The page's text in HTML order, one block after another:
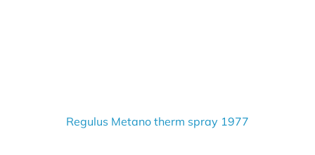
Regulus Metano therm spray 1977